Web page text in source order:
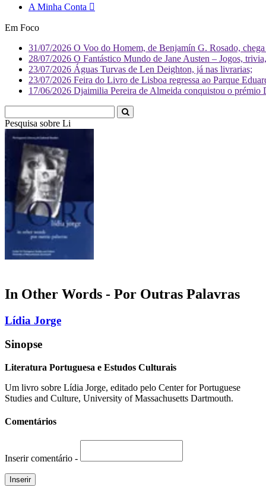
A Minha Conta
Em Foco
31/07/2026 O Voo do Homem, de Benjamín G. Rosado,
28/07/2026 O Fantástico Mundo de Jane Austen – Jogos,
23/07/2026 Águas Turvas de Len Deighton, já nas livrarias;
23/07/2026 Feira do Livro de Lisboa regressa ao Parque
17/06/2026 Djaimilia Pereira de Almeida conquistou o
Pesquisa sobre Literatura
In Other Words - Por Outras Palavras
Lídia Jorge
Sinopse
Literatura Portuguesa e Estudos Culturais
Um livro sobre Lídia Jorge, editado pelo Center for Portuguese
Studies and Culture, University of Massachusetts Dartmouth.
Comentários
Inserir comentário -